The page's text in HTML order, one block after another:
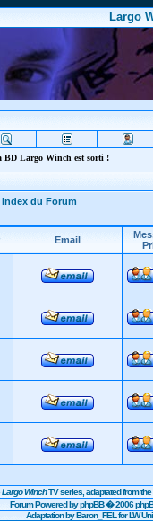
Largo
BD Largo Winch est sorti !
du Forum
Email
Largo WinchTV series, adaptated from
Forum Powered byphpBB� 2006
Adaptation by Baron_FEL for LW